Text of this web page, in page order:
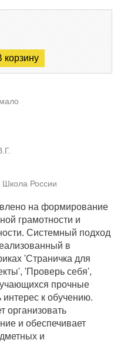
корзину
Школа России
на формирование
грамотности и
Системный подход
в
'Страничка для
'Проверь себя',
прочные
к обучению.
организовать
и обеспечивает
и